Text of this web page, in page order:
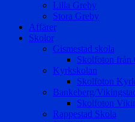
Lilla Greby
Stora Greby
Affärer
Skolor
Gismestad skola
Skolfoton från
Kyrkskolan
Skolfoton
Bankeberg/
Skolfoton
Rappestad Skola